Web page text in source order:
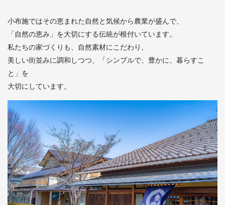
小布施ではその恵まれた自然と気候から農業が盛んで、
「自然の恵み」を大切にする伝統が根付いています。
私たちの家づくりも、自然素材にこだわり、
美しい街並みに調和しつつ、「シンプルで、豊かに、暮らすこ
と」を
大切にしています。